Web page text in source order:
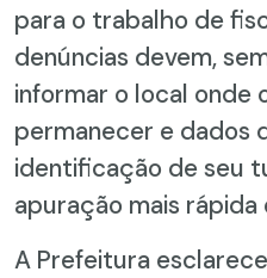
para o trabalho de
denúncias devem,
informar o local onde
permanecer e dados
identificação de seu
apuração mais rápida
A Prefeitura